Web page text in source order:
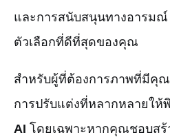
และการสนับสนุนทางอารมณ์
ตัวเลือกที่ดีที่สุดของคุณ
สำหรับผู้ที่ต้องการภาพที่มีคุ
การปรับแต่งที่หลากหลายให้
AI โดยเฉพาะหากคุณชอบสร้